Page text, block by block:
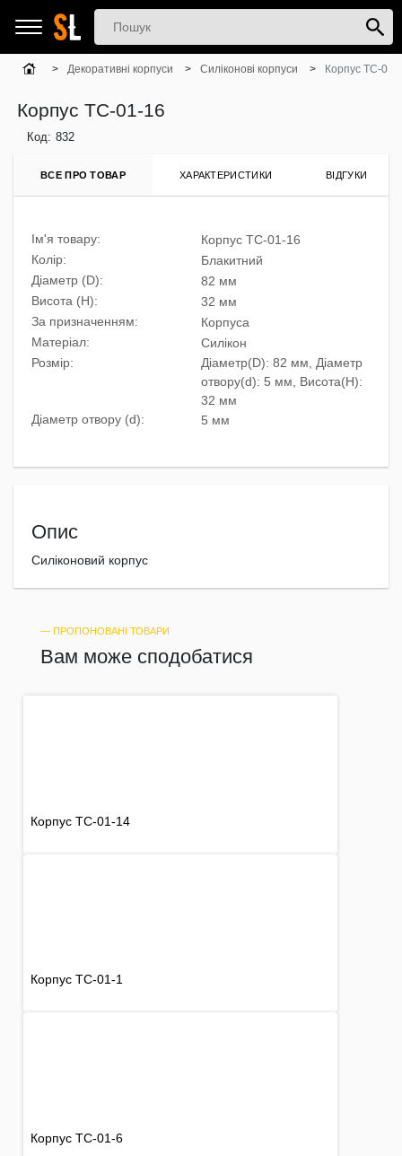
Декоративні корпуси Силіконові корпуси Корпус TC-01-
Корпус TC-01-16
Код: 832
ВСЕ ПРО ТОВАР ХАРАКТЕРИСТИКИ ВІДГУКИ
Ім'я товару:
Корпус TC-01-16
Колір:
Блакитний
Діаметр (D):
82 мм
Висота (H):
32 мм
За призначенням:
Корпуса
Матеріал:
Силікон
Розмiр:
Діаметр(D): 82 мм, Діаметр
отвору(d): 5 мм, Висота(H):
32 мм
Діаметр отвору (d):
5 мм
Опис
Силіконовий корпус
― ПРОПОНОВАНІ ТОВАРИ
Вам може сподобатися
Корпус TC-01-14
Корпус TC-01-1
Корпус TC-01-6